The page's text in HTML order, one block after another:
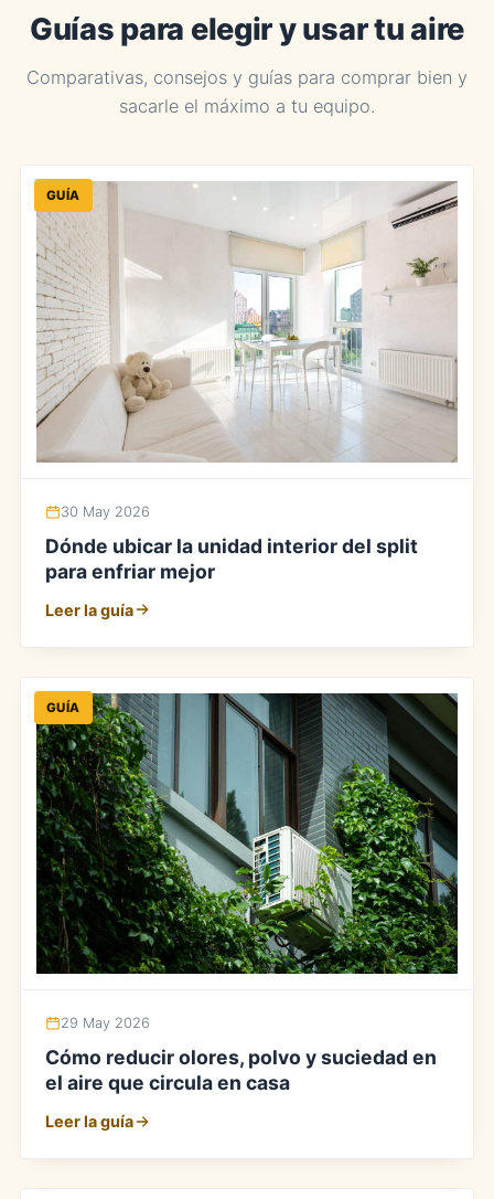
Guías para elegir y usar tu aire
Comparativas, consejos y guías para comprar bien y
sacarle el máximo a tu equipo.
GUÍA
30 May 2026
Dónde ubicar la unidad interior del split
para enfriar mejor
Leer la guía
GUÍA
29 May 2026
Cómo reducir olores, polvo y suciedad en
el aire que circula en casa
Leer la guía